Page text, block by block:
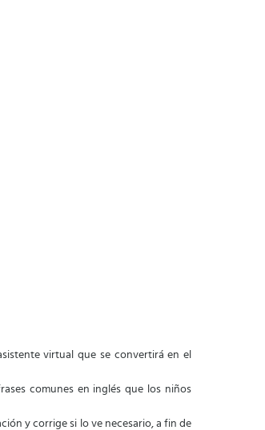
virtual que se convertirá en el
comunes en inglés que los niños
y corrige si lo ve necesario, a fin de